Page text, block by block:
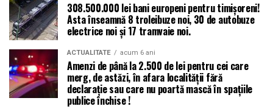
308.500.000 lei bani europeni pentru timișoreni!
Asta înseamnă 8 troleibuze noi, 30 de autobuze
electrice noi și 17 tramvaie noi.
ACTUALITATE acum 6 ani
Amenzi de până la 2.500 de lei pentru cei care
merg, de astăzi, în afara localității fără
declarație sau care nu poartă mască în spațiile
publice închise !